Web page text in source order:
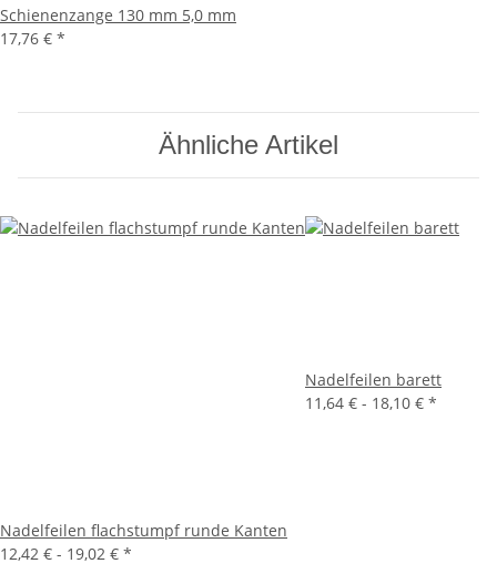
Schienenzange 130 mm 5,0 mm
17,76 € *
Ähnliche Artikel
Nadelfeilen flachstumpf runde Kanten
12,42 € - 19,02 € *
Nadelfeilen barett
11,64 € - 18,10 € *